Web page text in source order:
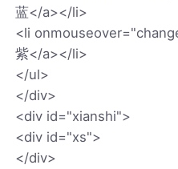
蓝</a></li>
<li
紫</a></li>
</ul>
</div>
<div id="xianshi">
<div id="xs">
</div>